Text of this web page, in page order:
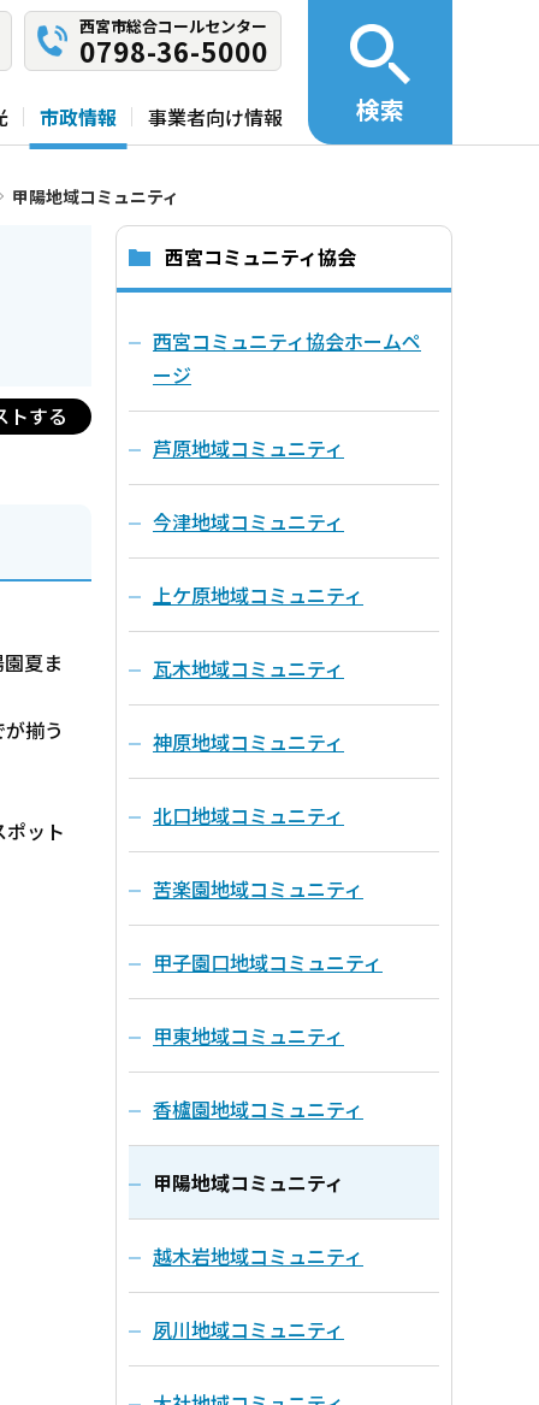
西宮市総合コールセンター
0798-36-5000
市政情報 事業者向け情報 検索
甲陽地域コミュニティ
トする
夏ま
揃う
ット
西宮コミュニティ協会
西宮コミュニティ協会ホームペ
ージ
芦原地域コミュニティ
今津地域コミュニティ
上ケ原地域コミュニティ
瓦木地域コミュニティ
神原地域コミュニティ
北口地域コミュニティ
苦楽園地域コミュニティ
甲子園口地域コミュニティ
甲東地域コミュニティ
香櫨園地域コミュニティ
甲陽地域コミュニティ
越木岩地域コミュニティ
夙川地域コミュニティ